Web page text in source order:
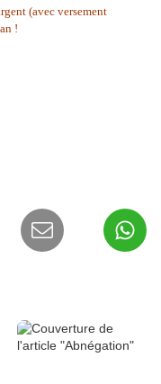
(avec versement
!